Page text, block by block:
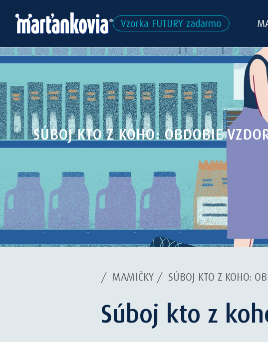
Vzorka FUTURY zadarmo
SÚBOJ KTO Z KOHO: OBDOBIE
/ MAMIČKY / SÚBOJ KTO Z KOHO:
Súboj kto z